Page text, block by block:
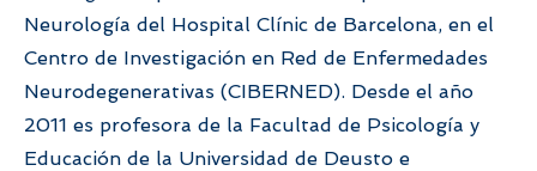
Neurología del Hospital Clínic de Barcelona, en el
Centro de Investigación en Red de Enfermedades
Neurodegenerativas (CIBERNED). Desde el año
2011 es profesora de la Facultad de Psicología y
Educación de la Universidad de Deusto e